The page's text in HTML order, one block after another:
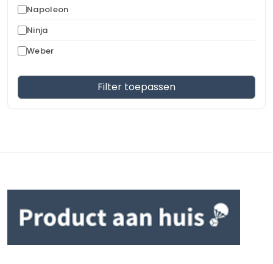
Napoleon
Ninja
Weber
Filter toepassen